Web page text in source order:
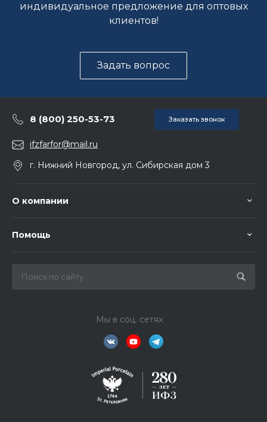
индивидуальное предложение для оптовых
клиентов!
Задать вопрос
8 (800) 250-53-73 Заказать звонок
ifzfarfor@mail.ru
г. Нижний Новгород, ул. Сибирская дом 3
О компании
Помощь
Мы в соц. сетях